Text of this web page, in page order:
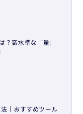
？高水準な「量」
｜おすすめツール